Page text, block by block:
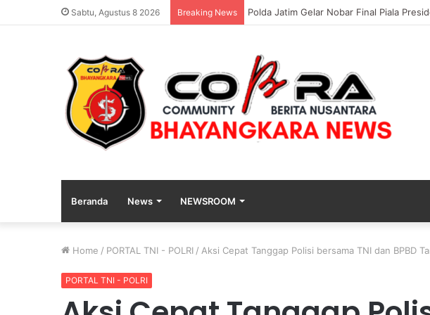
Sabtu, Agustus 8 2026 Breaking News Polda Jatim Gelar Nobar Final Piala
Beranda News NEWSROOM
Home / PORTAL TNI - POLRI / Aksi Cepat Tanggap Polisi bersama TNI dan BPBD
PORTAL TNI - POLRI